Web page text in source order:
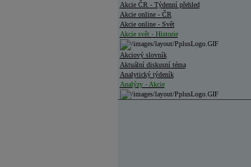
Akcie ČR - Týdenní přehled
Akcie online - ČR
Akcie online - Svět
Akcie svět - Historie
Akciový slovník
Aktuální diskusní téma
Analytický týdeník
Analýzy - Akcie